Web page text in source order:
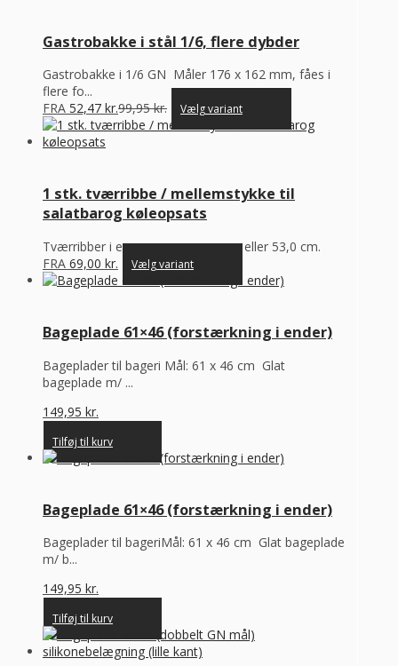
Gastrobakke i stål 1/6, flere dybder
Gastrobakke i 1/6 GN Måler 176 x 162 mm, fåes i
flere fo...
FRA 52,47 kr.99,95kr. Vælg variant
1 stk. tværribbe / mellemstykke til
salatbarog køleopsats
Tværribber i enten 16,5, 26,5, 32,5 eller 53,0 cm.
FRA 69,00 kr. Vælg variant
Bageplade 61×46 (forstærkning i ender)
Bageplader til bageri Mål: 61 x 46 cm Glat
bageplade m/ ...
149,95 kr.
Tilføj til kurv
Bageplade 61×46 (forstærkning i ender)
Bageplader til bageriMål: 61 x 46 cm Glat bageplade
m/ b...
149,95 kr.
Tilføj til kurv